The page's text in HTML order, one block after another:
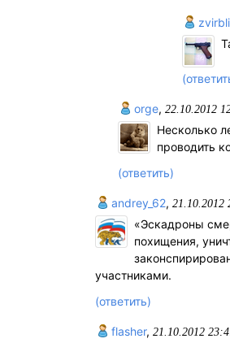
orge,22.10.2012
Несколько
проводить
(ответить)
andrey_62, 21.10.2012
«Эскадроны
похищения,
участниками.
(ответить)
flasher, 21.10.2012